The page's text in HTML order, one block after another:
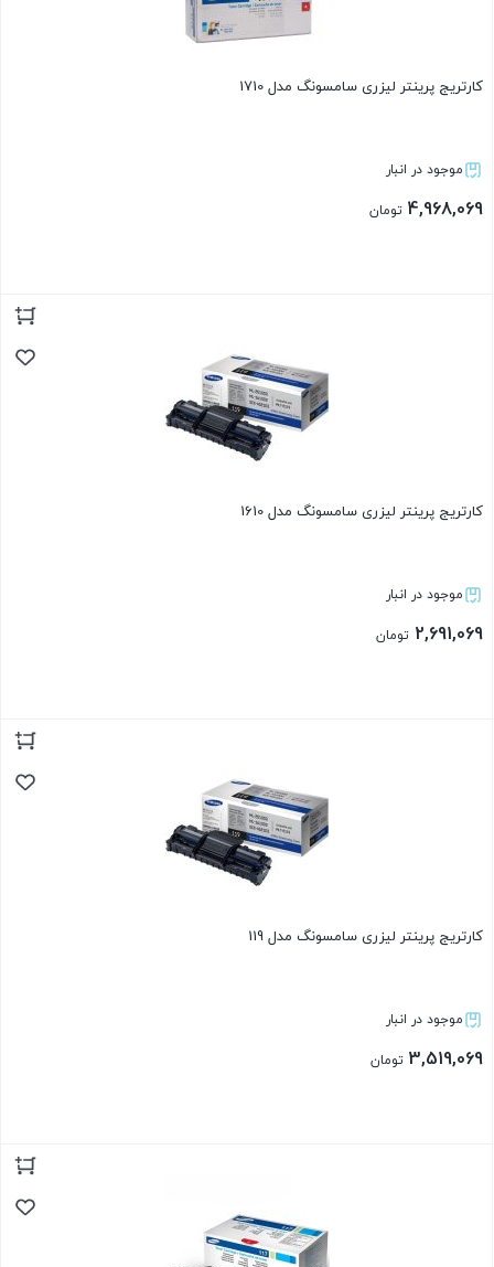
کارتریج پرینتر لیزری سامسونگ مدل 1710
موجود در انبار
4,968,069 تومان
کارتریج پرینتر لیزری سامسونگ مدل 1610
موجود در انبار
2,691,069 تومان
کارتریج پرینتر لیزری سامسونگ مدل 119
موجود در انبار
3,519,069 تومان